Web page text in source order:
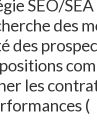
SEO/
des
des
les
(